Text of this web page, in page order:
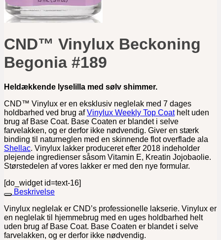
CND™ Vinylux Beckoning
Begonia #189
Heldækkende lyselilla med sølv shimmer.
CND™ Vinylux er en eksklusiv neglelak med 7 dages
holdbarhed ved brug afVinylux Weekly Top Coathelt uden
brug af Base Coat. Base Coaten er blandet i selve
farvelakken, og er derfor ikke nødvendig. Giver en stærk
binding til naturneglen med en skinnende flot overflade ala
Shellac. Vinylux lakker produceret efter 2018 indeholder
plejende ingredienser såsom Vitamin E, Kreatin Jojobaolie.
Størstedelen af vores lakker er med den nye formular.
[do_widget id=text-16]
Beskrivelse
Vinylux neglelak er CND’s professionelle lakserie. Vinylux er
en neglelak til hjemmebrug med en uges holdbarhed helt
uden brug af Base Coat. Base Coaten er blandet i selve
farvelakken, og er derfor ikke nødvendig.